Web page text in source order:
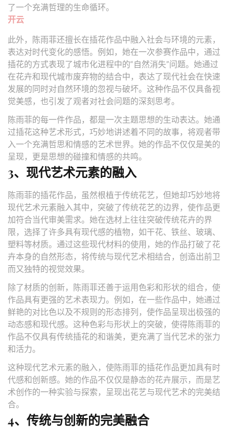
了一个充满哲理的生命循环。
开云
此外，陈雨菲还擅长在插花作品中融入社会与环境的元素，
表达对时代变化的感悟。例如，她在一次参赛作品中，通过
插花的方式表现了城市化进程中的“自然消失”问题。她通过
在花卉和现代城市废弃物的结合中，表达了现代社会在快速
发展的同时对自然环境的忽视与破坏。这种作品不仅具备视
觉美感，也引发了观者对社会问题的深刻思考。
陈雨菲的每一件作品，都是一次主题思想的生动表达。她通
过插花这种艺术形式，巧妙地讲述着不同的故事，将观者带
入一个充满哲思和情感的艺术世界。她的作品不仅仅是美的
呈现，更是思想的碰撞和情感的共鸣。
3、现代艺术元素的融入
陈雨菲的插花作品，虽然根植于传统花艺，但她却巧妙地将
现代艺术元素融入其中，突破了传统花艺的边界，使作品更
加符合当代审美需求。她在选材上往往突破传统花卉的界
限，选择了许多具有现代感的植物，如干花、铁丝、玻璃、
塑料等材质。通过这些现代材料的使用，她的作品打破了花
卉本身的自然形态，将传统与现代艺术相结合，创造出前卫
而又独特的视觉效果。
除了材质的创新，陈雨菲还善于运用色彩和形状的组合，使
作品具有更强的艺术表现力。例如，在一些作品中，她通过
鲜艳的对比色以及不规则的形态排列，使作品呈现出极强的
动态感和现代感。这种色彩与形状上的突破，使得陈雨菲的
作品不仅具有传统插花的和谐美，更充满了当代艺术的张力
和活力。
这种现代艺术元素的融入，使陈雨菲的插花作品更加具有时
代感和创新感。她的作品不仅仅是静态的花卉展示，而是艺
术创作的一种实验与探索，呈现出花艺与现代艺术的完美结
合。
4、传统与创新的完美融合